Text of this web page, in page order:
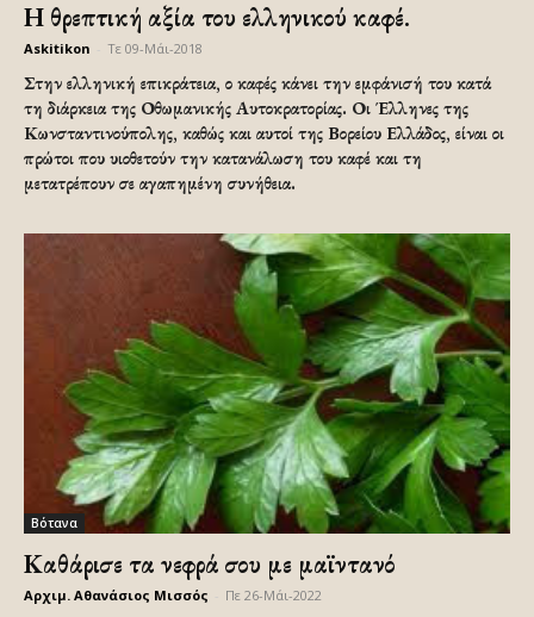
Η θρεπτική αξία του ελληνικού καφέ.
Askitikon Τε 09-Μάι-2018
Στην ελληνική επικράτεια, ο καφές κάνει την εμφάνισή του κατά
τη διάρκεια της Οθωμανικής Αυτοκρατορίας. Οι Έλληνες της
Κωνσταντινούπολης, καθώς και αυτοί της Βορείου Ελλάδος, είναι οι
πρώτοι που υιοθετούν την κατανάλωση του καφέ και τη
μετατρέπουν σε αγαπημένη συνήθεια.
Βότανα
Καθάρισε τα νεφρά σου με μαϊντανό
Αρχιμ. Αθανάσιος Μισσός Πε 26-Μάι-2022